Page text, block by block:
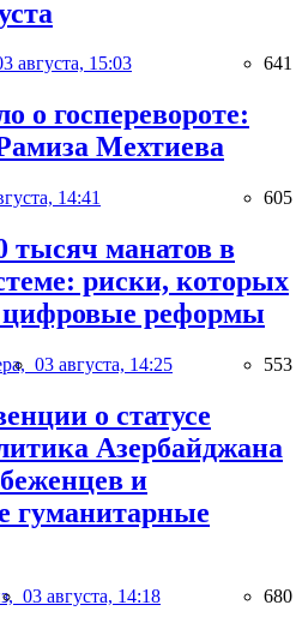
августа, 15:03 641
о госперевороте:
Мехтиева
14:41 605
тысяч манатов в
риски, которых
цифровые реформы
03 августа, 14:25 553
о статусе
Азербайджана
и
гуманитарные
03 августа, 14:18 680